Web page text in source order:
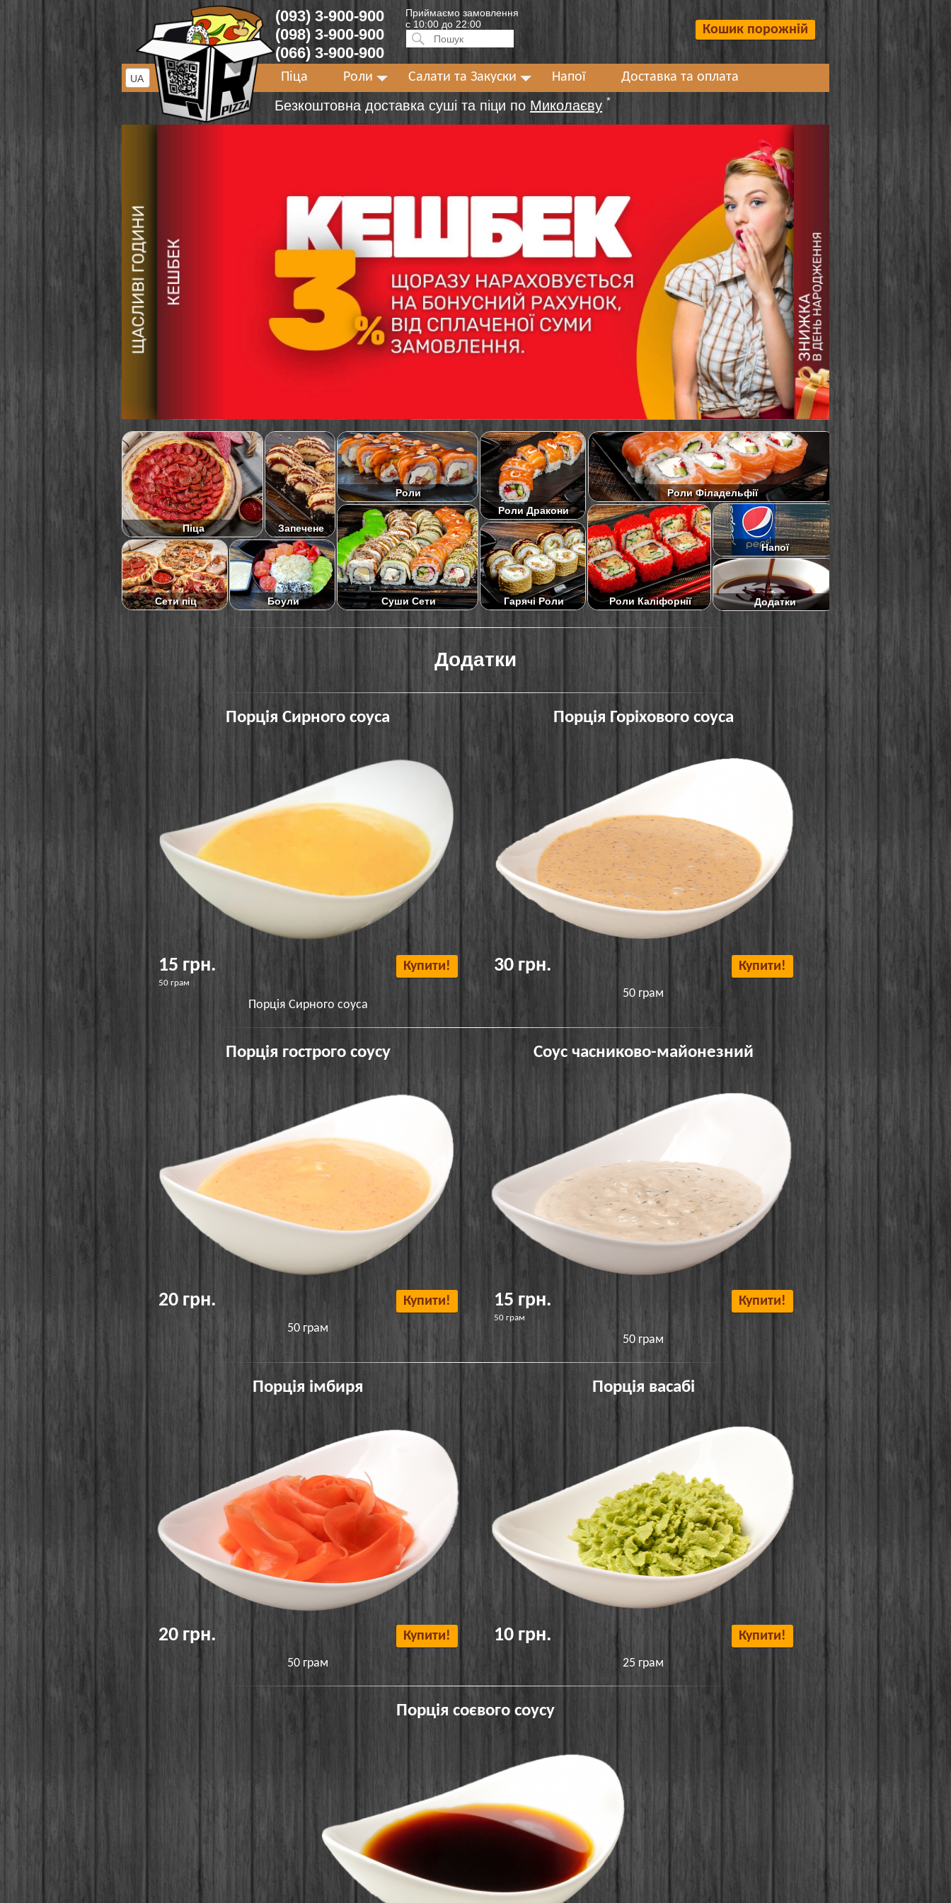
(093) 3-900-900
(098) 3-900-900
(066) 3-900-900
Приймаємо замовлення
с 10:00 до 22:00
Искать:ПОИСК Кошик порожній
Піца Роли Салати та Закуски Напої Доставка та оплата
Безкоштовна доставка суші та піци по Миколаєву *
UA
Піца Запечене
Роли
Роли Дракони
Роли Філадельфії
Сети піц Боули Суши Сети Гарячі Роли Роли Каліфорнії
Напої
Додатки
Додатки
Порція Сирного соуса
15 грн.
50 грам
Купити!
Порція Сирного соуса
Порція Горіхового соуса
30 грн. Купити!
50 грам
Порція гострого соусу
20 грн. Купити!
50 грам
Соус часниково-майонезний
15 грн.
50 грам
Купити!
50 грам
Порція імбиря
20 грн. Купити!
50 грам
Порція васабі
10 грн. Купити!
25 грам
Порція соєвого соусу